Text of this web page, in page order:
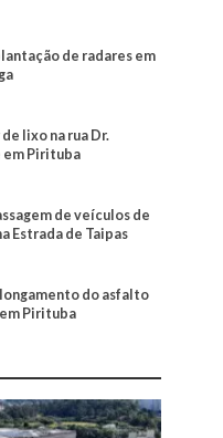
de radares em
lixo na rua Dr.
em Pirituba
de veículos de
Estrada de Taipas
do asfalto
em Pirituba